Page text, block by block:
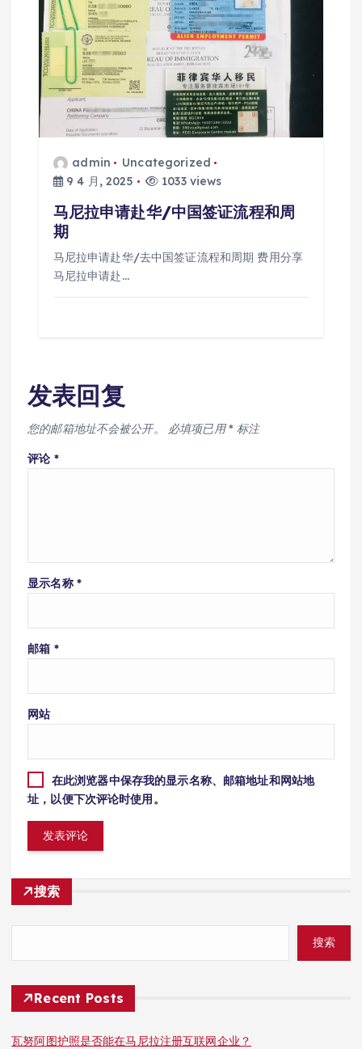
admin
Uncategorized
9 4 月, 2025
1033 views
马尼拉申请赴华/中国签证流程和周
期
马尼拉申请赴华/去中国签证流程和周期 费用分享
马尼拉申请赴…
发表回复
您的邮箱地址不会被公开。 必填项已用* 标注
评论 *
显示名称 *
邮箱 *
网站
在此浏览器中保存我的显示名称、邮箱地址和网站地
址，以便下次评论时使用。
搜索
搜索
Recent Posts
瓦努阿图护照是否能在马尼拉注册互联网企业？